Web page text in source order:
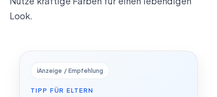
Look.
ℹ️Anzeige / Empfehlung
TIPP FÜR ELTERN